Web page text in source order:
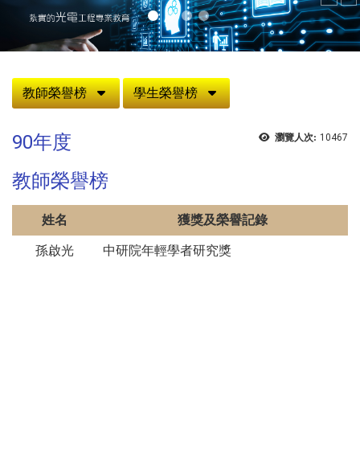
教師榮譽榜
學生榮譽榜
瀏覽人次: 10467
90年度
教師榮譽榜
姓名
獲獎及榮譽記錄
孫啟光
中研院年輕學者研究獎